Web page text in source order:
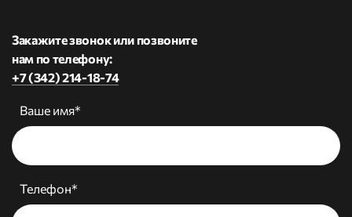
Закажите звонок или позвоните
нам по телефону:
+7 (342) 214-18-74
Ваше имя*
Телефон*